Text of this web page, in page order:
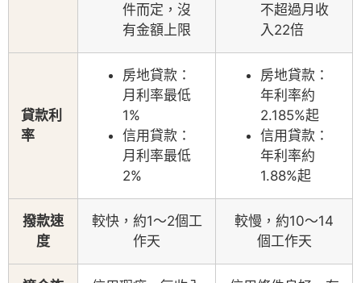
件而定，沒
有金額上限
不超過月收
入22倍
貸款利
率
房地貸款：
月利率最低
1%
信用貸款：
月利率最低
2%
房地貸款：
年利率約
2.185%起
信用貸款：
年利率約
1.88%起
撥款速
度
較快，約1～2個工
作天
較慢，約10～14
個工作天